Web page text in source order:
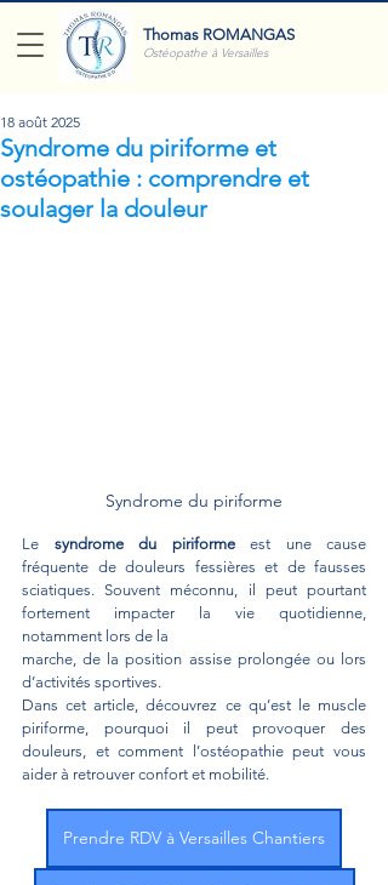
Thomas ROMANGAS
Ostéopathe à Versailles
Syndrome du piriforme et
ostéopathie : comprendre et
soulager la douleur
18 août 2025
Syndrome du piriforme
Le syndrome du piriforme est une cause
fréquente de douleurs fessières et de fausses
sciatiques. Souvent méconnu, il peut pourtant
fortement impacter la vie quotidienne,
notamment lors de la
marche, de la position assise prolongée ou lors
d’activités sportives.
Dans cet article, découvrez ce qu’est le muscle
piriforme, pourquoi il peut provoquer des
douleurs, et comment l’ostéopathie peut vous
aider à retrouver confort et mobilité.
Prendre RDV à Versailles Chantiers